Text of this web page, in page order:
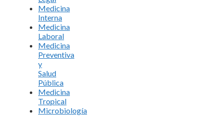
Medicina
Interna
Medicina
Laboral
Medicina
Preventiva
y
Salud
Pública
Medicina
Tropical
Microbiología